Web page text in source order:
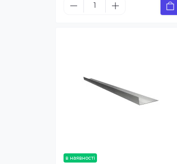
в наявності